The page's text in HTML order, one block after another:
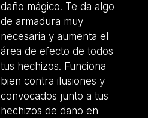
daño mágico. Te da algo
de armadura muy
necesaria y aumenta el
área de efecto de todos
tus hechizos. Funciona
bien contra ilusiones y
convocados junto a tus
hechizos de daño en